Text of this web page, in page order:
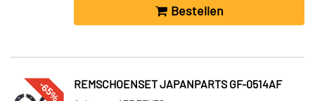
Bestellen
-65% REMSCHOENSET JAPANPARTS GF-0514AF